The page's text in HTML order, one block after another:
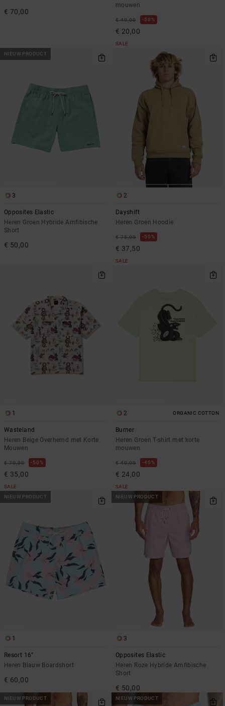
€ 70,00
mouwen
€ 40,00 50%
€ 20,00
SALE
NIEUW PRODUCT
3
Opposites Elastic
Heren Groen Hybride Amfibische
Short
€ 50,00
2
Dayshift
Heren Groen Hoodie
€ 75,00 50%
€ 37,50
SALE
1
Wasteland
Heren Beige Overhemd met Korte
Mouwen
€ 70,00 50%
€ 35,00
SALE
2 ORGANIC COTTON
Burner
Heren Groen T-shirt met korte
mouwen
€ 40,00 40%
€ 24,00
SALE
NIEUW PRODUCT
1
Resort 16"
Heren Blauw Boardshort
€ 60,00
NIEUW PRODUCT
3
Opposites Elastic
Heren Roze Hybride Amfibische
Short
€ 50,00
NIEUW PRODUCT NIEUW PRODUCT